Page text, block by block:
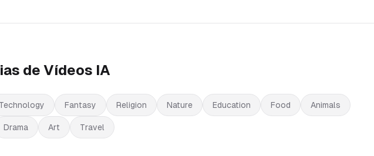
de Vídeos IA
Technology Fantasy Religion Nature Education Food Animals
Drama Art Travel